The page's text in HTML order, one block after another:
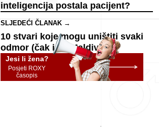
inteligencija postala pacijent?
SLJEDEĆI ČLANAK →
10 stvari koje mogu uništiti svaki
odmor (čak i na Maldivima)
Jesi li žena?
Posjeti ROXY
časopis